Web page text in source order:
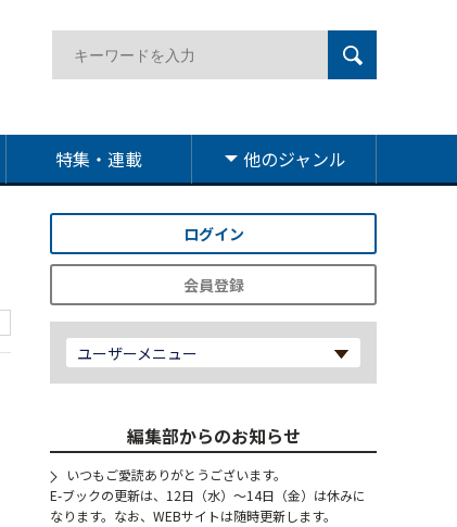
特集・連載 他のジャンル
ログイン
会員登録
ユーザーメニュー
編集部からのお知らせ
いつもご愛読ありがとうございます。
E-ブックの更新は、12日（水）～14日（金）は休みに
なります。なお、WEBサイトは随時更新します。